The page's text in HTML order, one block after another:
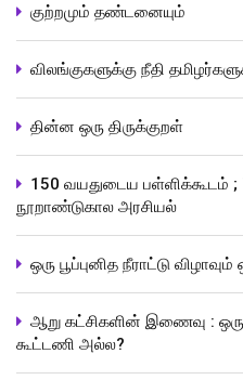
குற்றமும் தண்டனையும்
விலங்குகளுக்கு நீதி
தின்ன ஒரு திருக்குறள்
150 வயதுடைய பள்ளிக்கூடம் ;
நூறாண்டுகால அரசியல்
ஒரு பூப்புனித நீராட்டு
ஆறு கட்சிகளின் இணைவு :
கூட்டணி அல்ல?